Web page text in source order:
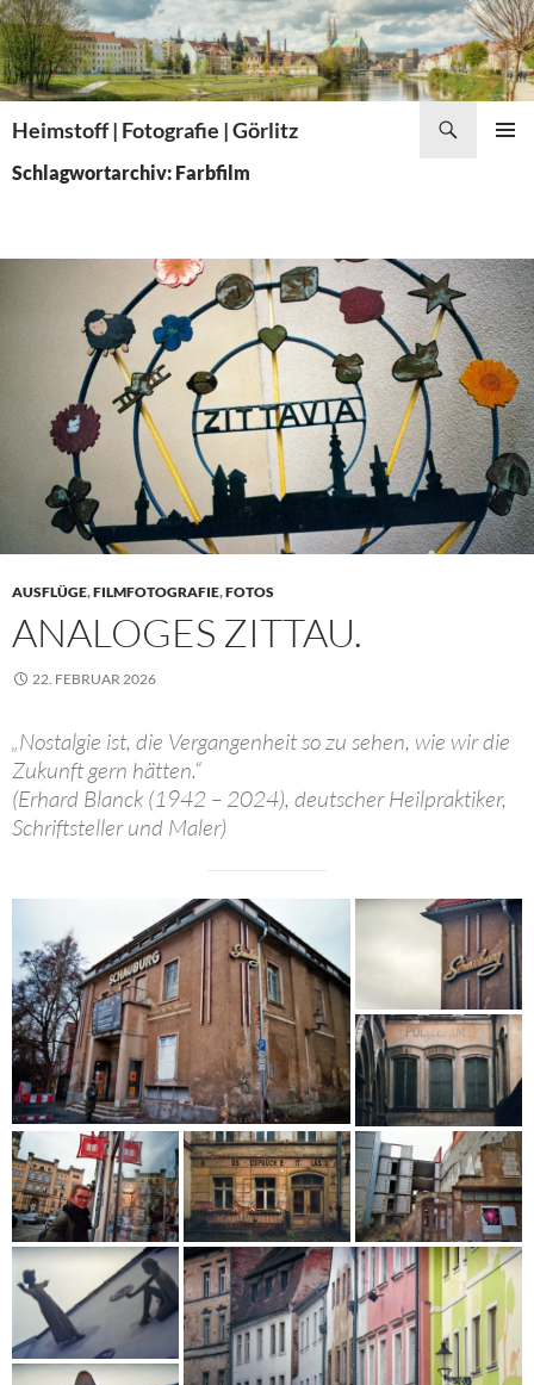
Zum
Inhalt
springen
Heimstoff | Fotografie | Görlitz
Schlagwortarchiv: Farbfilm
AUSFLÜGE,FILMFOTOGRAFIE,FOTOS
ANALOGES ZITTAU.
22. FEBRUAR 2026
„Nostalgie ist, die Vergangenheit so zu sehen, wie wir die
Zukunft gern hätten.“
(Erhard Blanck (1942 – 2024), deutscher Heilpraktiker,
Schriftsteller und Maler)